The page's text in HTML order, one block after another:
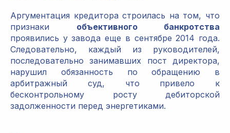
Аргументация кредитора строилась на том, что
признаки объективного банкротства
проявились у завода еще в сентябре 2014 года.
Следовательно, каждый из руководителей,
последовательно занимавших пост директора,
нарушил обязанность по обращению в
арбитражный суд, что привело к
бесконтрольному росту дебиторской
задолженности перед энергетиками.